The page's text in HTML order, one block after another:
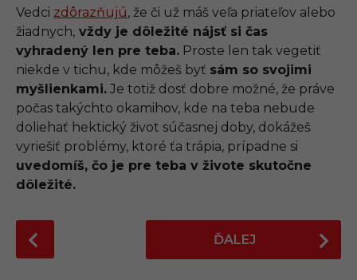
Vedci zdôrazňujú, že či už máš veľa priateľov alebo
žiadnych, vždy je dôležité nájsť si čas
vyhradený len pre teba. Proste len tak vegetiť
niekde v tichu, kde môžeš byť sám so svojimi
myšlienkami. Je totiž dosť dobre možné, že práve
počas takýchto okamihov, kde na teba nebude
doliehať hektický život súčasnej doby, dokážeš
vyriešiť problémy, ktoré ťa trápia, prípadne si
uvedomíš, čo je pre teba v živote skutočne
dôležité.
o
ĎALEJ